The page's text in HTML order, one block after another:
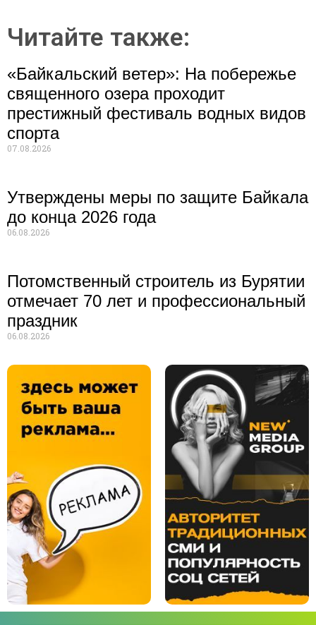
Читайте также:
«Байкальский ветер»: На побережье
священного озера проходит
престижный фестиваль водных видов
спорта
07.08.2026
Утверждены меры по защите Байкала
до конца 2026 года
06.08.2026
Потомственный строитель из Бурятии
отмечает 70 лет и профессиональный
праздник
06.08.2026